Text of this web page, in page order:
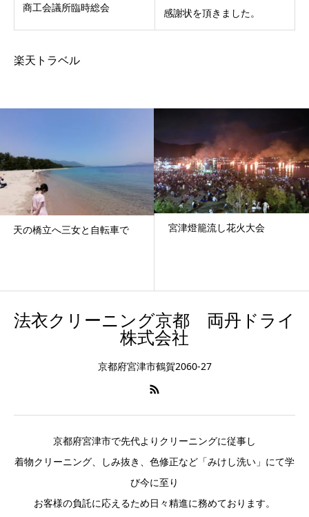
商工会議所臨時総会 感謝状を頂きました。
楽天トラベル
宮津燈籠流し花火大会 法衣袖にインクのシミ
法衣クリーニング京都 両丹ドライ
株式会社
京都府宮津市鶴賀2060-27
京都府宮津市で先代よりクリーニングに従事し
着物クリーニング、しみ抜き、色修正など「みけし洗い」にて学
び今に至り
お客様の負託に応えるため日々精進に務めております。